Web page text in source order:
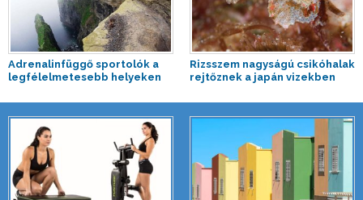
Adrenalinfüggő sportolók a
legfélelmetesebb helyeken
Rizsszem nagyságú csikóhalak
rejtőznek a japán vizekben